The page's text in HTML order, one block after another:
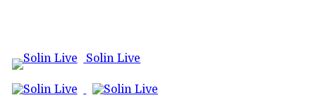
Solin Live